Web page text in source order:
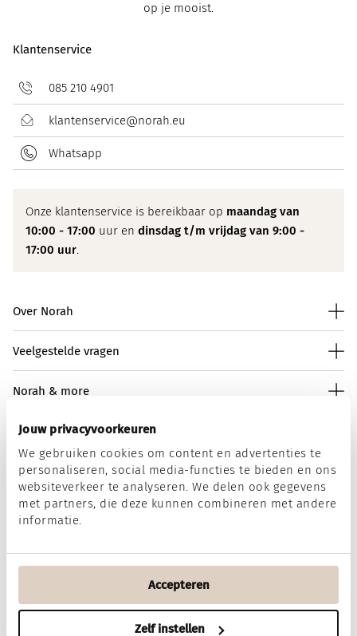
Jouw privacyvoorkeuren
We gebruiken cookies om content en advertenties te
personaliseren, social media-functies te bieden en ons
websiteverkeer te analyseren. We delen ook gegevens
met partners, die deze kunnen combineren met andere
informatie.
Accepteren
Zelf instellen
op je mooist.
Klantenservice
085 210 4901
klantenservice@norah.eu
Whatsapp
Onze klantenservice is bereikbaar op maandag van
10:00 - 17:00 uur en dinsdag t/m vrijdag van 9:00 -
17:00 uur.
Over Norah
Veelgestelde vragen
Norah & more
Norah op social media
DisclaimerPrivacy & Cookies